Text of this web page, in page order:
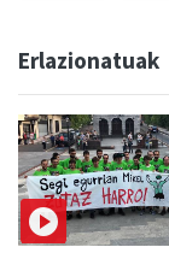
Erlazionatuak